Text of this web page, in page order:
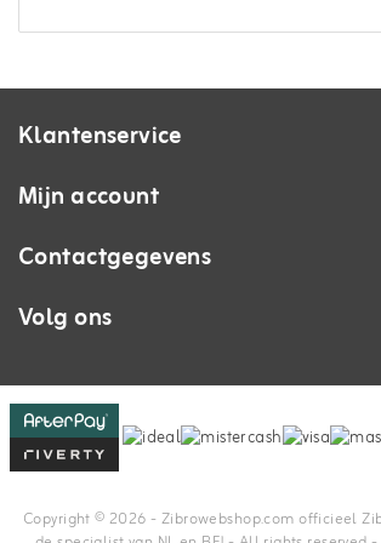
Klantenservice
Mijn account
Contactgegevens
Volg ons
Copyright © 2026 - Zibrowebshop.com officieel